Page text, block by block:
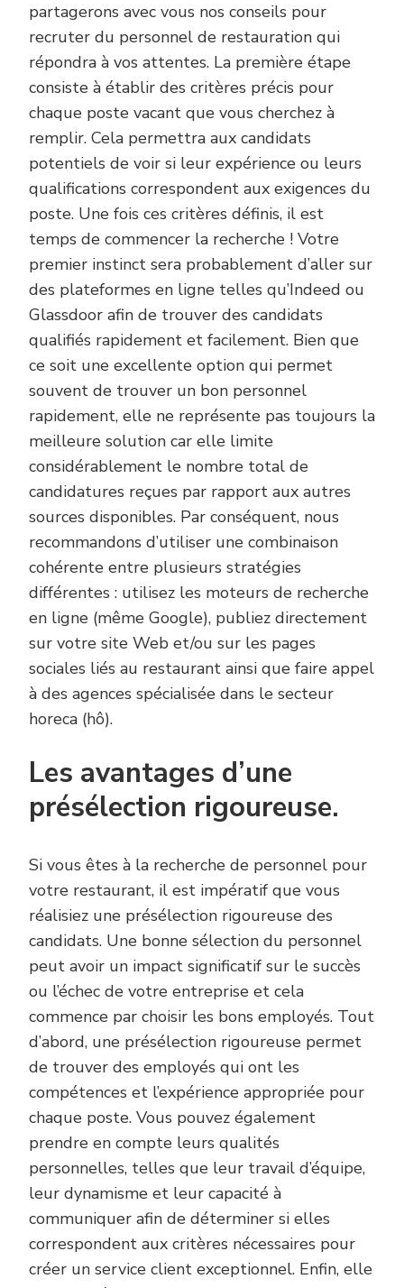
partagerons avec vous nos conseils pour
recruter du personnel de restauration qui
répondra à vos attentes. La première étape
consiste à établir des critères précis pour
chaque poste vacant que vous cherchez à
remplir. Cela permettra aux candidats
potentiels de voir si leur expérience ou leurs
qualifications correspondent aux exigences du
poste. Une fois ces critères définis, il est
temps de commencer la recherche ! Votre
premier instinct sera probablement d’aller sur
des plateformes en ligne telles qu’Indeed ou
Glassdoor afin de trouver des candidats
qualifiés rapidement et facilement. Bien que
ce soit une excellente option qui permet
souvent de trouver un bon personnel
rapidement, elle ne représente pas toujours la
meilleure solution car elle limite
considérablement le nombre total de
candidatures reçues par rapport aux autres
sources disponibles. Par conséquent, nous
recommandons d’utiliser une combinaison
cohérente entre plusieurs stratégies
différentes : utilisez les moteurs de recherche
en ligne (même Google), publiez directement
sur votre site Web et/ou sur les pages
sociales liés au restaurant ainsi que faire appel
à des agences spécialisée dans le secteur
horeca (hô).
Les avantages d’une
présélection rigoureuse.
Si vous êtes à la recherche de personnel pour
votre restaurant, il est impératif que vous
réalisiez une présélection rigoureuse des
candidats. Une bonne sélection du personnel
peut avoir un impact significatif sur le succès
ou l’échec de votre entreprise et cela
commence par choisir les bons employés. Tout
d’abord, une présélection rigoureuse permet
de trouver des employés qui ont les
compétences et l’expérience appropriée pour
chaque poste. Vous pouvez également
prendre en compte leurs qualités
personnelles, telles que leur travail d’équipe,
leur dynamisme et leur capacité à
communiquer afin de déterminer si elles
correspondent aux critères nécessaires pour
créer un service client exceptionnel. Enfin, elle